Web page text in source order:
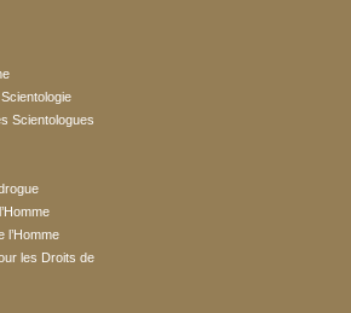
Scientologues
l’Homme
les Droits de